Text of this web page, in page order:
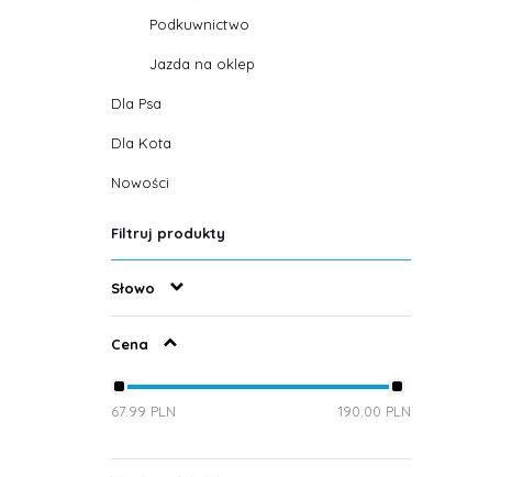
Podkuwnictwo
Jazda na oklep
Dla Psa
Dla Kota
Nowości
Filtruj produkty
Słowo
Cena
67.99 PLN 190.00 PLN